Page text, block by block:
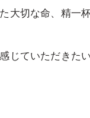
切な命、精
じていただきたい